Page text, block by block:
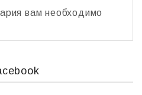
вам необходимо